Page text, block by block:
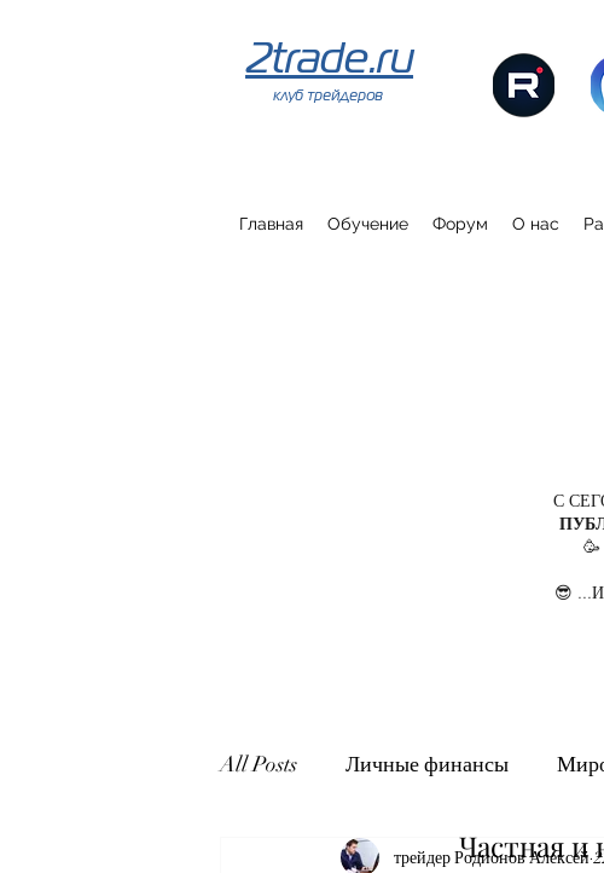
2trade.ru
клуб трейдеров
Главная Обучение Форум О нас
С
😎
All Posts Личные финансы
трейдер Родионов Алексей
Частная и